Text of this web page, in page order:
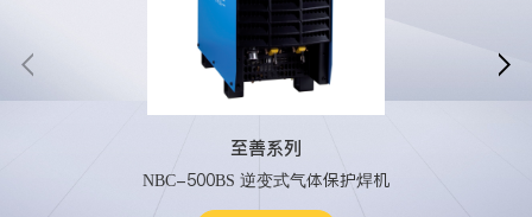
至善系列
NBC-500BS 逆变式气体保护焊机
 